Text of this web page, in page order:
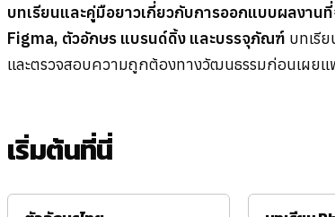
บทเรียนและคู่มือยาวเกี่ยวกับการออกแบบผลงา
Figma, ตัวอักษร แบรนด์ดิ้ง และบรรจุภัณฑ์ บทเรี
และตรวจสอบความถูกต้องทางวัฒนธรรมก่อนเผยแ
เริ่มต้นที่นี่